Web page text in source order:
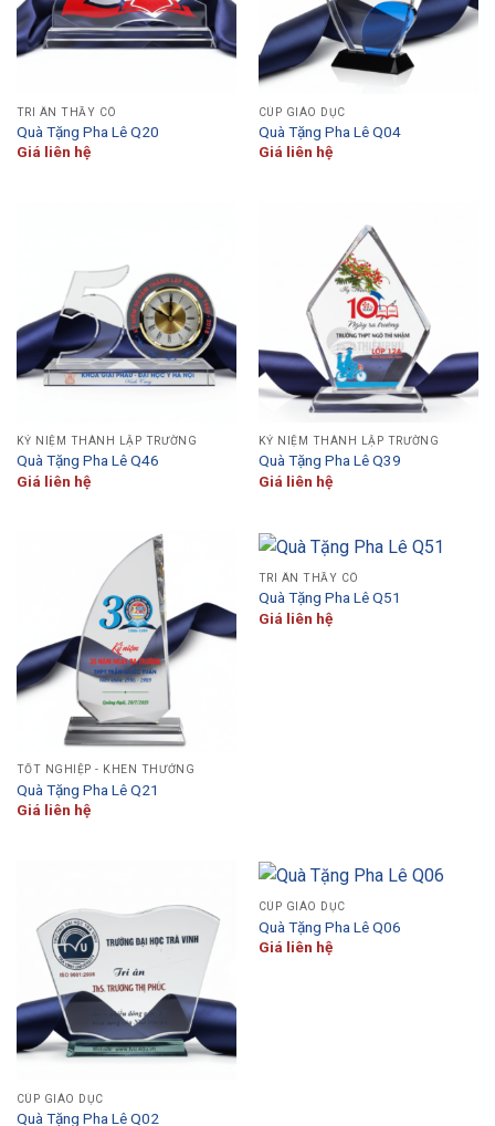
TRI ÂN THẦY CÔ
Quà Tặng Pha Lê Q20
Giá liên hệ
CÚP GIÁO DỤC
Quà Tặng Pha Lê Q04
Giá liên hệ
KỶ NIỆM THÀNH LẬP TRƯỜNG
Quà Tặng Pha Lê Q46
Giá liên hệ
KỶ NIỆM THÀNH LẬP TRƯỜNG
Quà Tặng Pha Lê Q39
Giá liên hệ
TỐT NGHIỆP - KHEN THƯỞNG
Quà Tặng Pha Lê Q21
Giá liên hệ
TRI ÂN THẦY CÔ
Quà Tặng Pha Lê Q51
Giá liên hệ
CÚP GIÁO DỤC
Quà Tặng Pha Lê Q02
CÚP GIÁO DỤC
Quà Tặng Pha Lê Q06
Giá liên hệ